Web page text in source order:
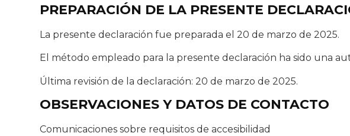
PREPARACIÓN DE LA PRESENTE
La presente declaración fue preparada el 20 de marzo de 2025.
El método empleado para la presente declaración ha sido una
Última revisión de la declaración: 20 de marzo de 2025.
OBSERVACIONES Y DATOS DE CONTACTO
Comunicaciones sobre requisitos de accesibilidad